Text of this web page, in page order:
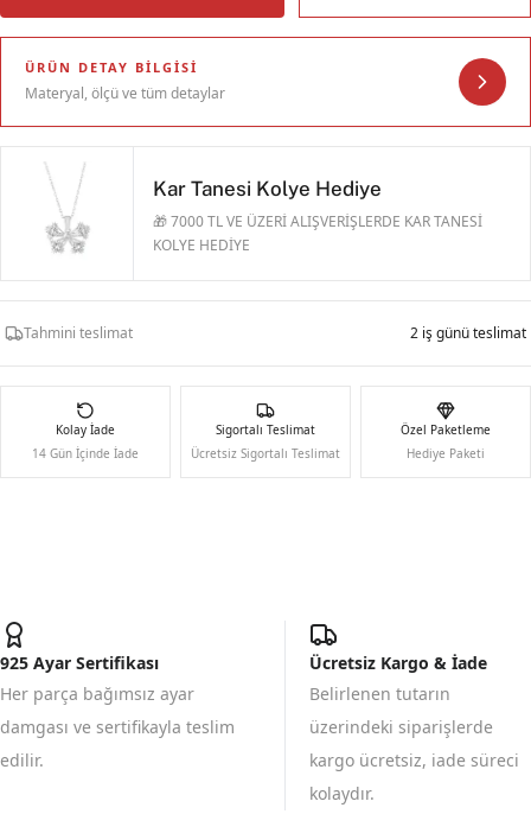
ÜRÜN DETAY BILGISI
Materyal, ölçü ve tüm detaylar
Kar Tanesi Kolye Hediye
🎁 7000 TL VE ÜZERİ ALIŞVERİŞLERDE KAR TANESİ
KOLYE HEDİYE
Tahmini teslimat 2 iş günü teslimat
Kolay İade
14 Gün İçinde İade
Sigortalı Teslimat
Ücretsiz Sigortalı Teslimat
Özel Paketleme
Hediye Paketi
925 Ayar Sertifikası
Her parça bağımsız ayar
damgası ve sertifikayla teslim
edilir.
Ücretsiz Kargo & İade
Belirlenen tutarın
üzerindeki siparişlerde
kargo ücretsiz, iade süreci
kolaydır.